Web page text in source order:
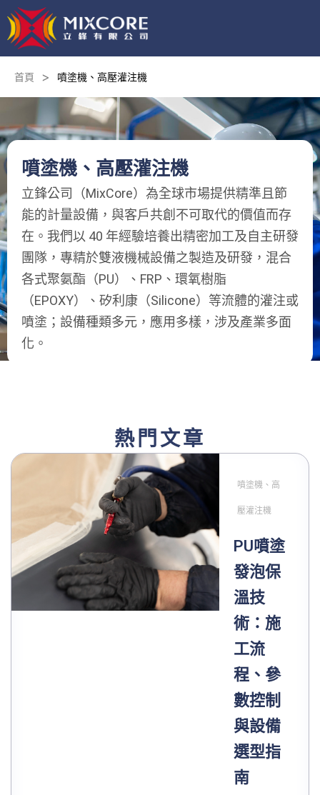
首頁 > 噴塗機、高壓灌注機
噴塗機、高壓灌注機
立鋒公司（MixCore）為全球市場提供精準且節
能的計量設備，與客戶共創不可取代的價值而存
在。我們以 40 年經驗培養出精密加工及自主研發
團隊，專精於雙液機械設備之製造及研發，混合
各式聚氨酯（PU）、FRP、環氧樹脂
（EPOXY）、矽利康（Silicone）等流體的灌注或
噴塗；設備種類多元，應用多樣，涉及產業多面
化。
熱門文章
噴塗機、高
壓灌注機
PU噴塗
發泡保
溫技
術：施
工流
程、參
數控制
與設備
選型指
南